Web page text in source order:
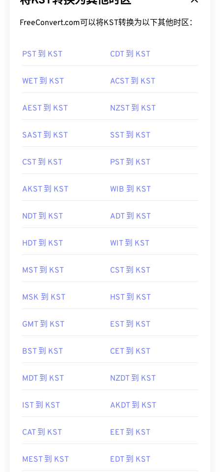
FreeConvert.com可以将KST转换为以下其他时区：
PST 到 KST CDT 到 KST
WET 到 KST ACST 到 KST
AEST 到 KST NZST 到 KST
SAST 到 KST SST 到 KST
CST 到 KST PST 到 KST
AKST 到 KST WIB 到 KST
NDT 到 KST ADT 到 KST
HDT 到 KST WIT 到 KST
MST 到 KST CST 到 KST
MSK 到 KST HST 到 KST
GMT 到 KST EST 到 KST
BST 到 KST CET 到 KST
MDT 到 KST NZDT 到 KST
IST 到 KST AKDT 到 KST
CAT 到 KST EET 到 KST
MEST 到 KST EDT 到 KST